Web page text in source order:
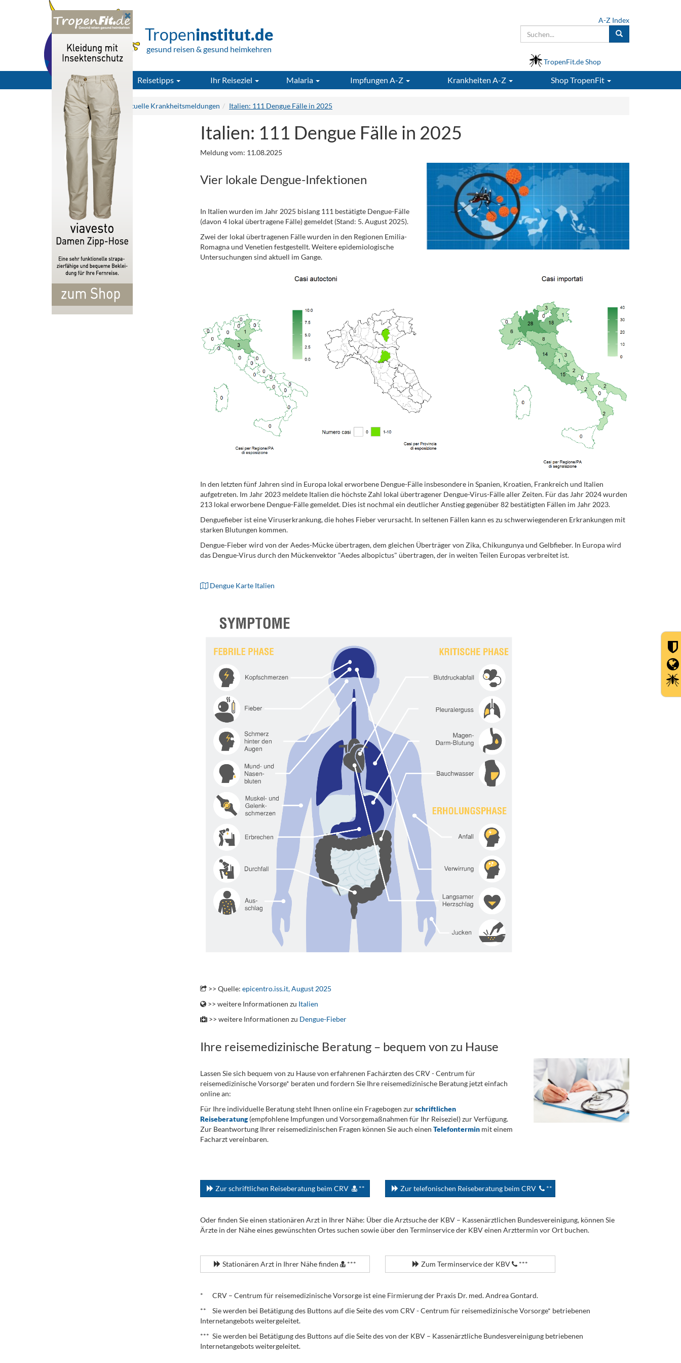
Tropeninstitut.de
gesund reisen & gesund heimkehren
A-Z Index
TropenFit.de Shop
Reisetipps Ihr Reiseziel Malaria Impfungen A-Z Krankheiten A-Z ShopTropenFit
Tropeninstitut.de Aktuelle Krankheitsmeldungen Italien: 111 Dengue Fälle in 2025
Italien: 111 Dengue Fälle in 2025
Meldung vom: 11.08.2025
Vier lokale Dengue-Infektionen
In Italien wurden im Jahr 2025 bislang 111 bestätigte Dengue-Fälle
(davon 4 lokal übertragene Fälle) gemeldet (Stand: 5. August 2025).
Zwei der lokal übertragenen Fälle wurden in den Regionen Emilia-
Romagna und Venetien festgestellt. Weitere epidemiologische
Untersuchungen sind aktuell im Gange.
In den letzten fünf Jahren sind in Europa lokal erworbene Dengue-Fälle insbesondere in Spanien, Kroatien, Frankreich und Italien
aufgetreten. Im Jahr 2023 meldete Italien die höchste Zahl lokal übertragener Dengue-Virus-Fälle aller Zeiten. Für das Jahr 2024 wurden
213 lokal erworbene Dengue-Fälle gemeldet. Dies ist nochmal ein deutlicher Anstieg gegenüber 82 bestätigten Fällen im Jahr 2023.
Denguefieber ist eine Viruserkrankung, die hohes Fieber verursacht. In seltenen Fällen kann es zu schwerwiegenderen Erkrankungen mit
starken Blutungen kommen.
Dengue-Fieber wird von der Aedes-Mücke übertragen, dem gleichen Überträger von Zika, Chikungunya und Gelbfieber. In Europa wird
das Dengue-Virus durch den Mückenvektor "Aedes albopictus" übertragen, der in weiten Teilen Europas verbreitet ist.
Dengue Karte Italien
>> Quelle: epicentro.iss.it, August 2025
>> weitere Informationen zu Italien
>> weitere Informationen zu Dengue-Fieber
Ihre reisemedizinische Beratung – bequem von zu Hause
Lassen Sie sich bequem von zu Hause von erfahrenen Fachärzten des CRV - Centrum für
reisemedizinische Vorsorge* beraten und fordern Sie Ihre reisemedizinische Beratung jetzt einfach
online an:
Für Ihre individuelle Beratung steht Ihnen online ein Fragebogen zurschriftlichen
Reiseberatung(empfohlene Impfungen und Vorsorgemaßnahmen für Ihr Reiseziel) zur Verfügung.
Zur Beantwortung Ihrer reisemedizinischen Fragen können Sie auch einen Telefonterminmit einem
Facharzt vereinbaren.
Zur schriftlichen Reiseberatung beim CRV ** Zur telefonischen Reiseberatung beim CRV **
Oder finden Sie einen stationären Arzt in Ihrer Nähe: Über die Arztsuche der KBV – Kassenärztlichen Bundesvereinigung, können Sie
Ärzte in der Nähe eines gewünschten Ortes suchen sowie über den Terminservice der KBV einen Arzttermin vor Ort buchen.
Stationären Arzt in Ihrer Nähe finden *** Zum Terminservice der KBV ***
* CRV – Centrum für reisemedizinische Vorsorge ist eine Firmierung der Praxis Dr. med. Andrea Gontard.
** Sie werden bei Betätigung des Buttons auf die Seite des vom CRV - Centrum für reisemedizinische Vorsorge* betriebenen
Internetangebots weitergeleitet.
*** Sie werden bei Betätigung des Buttons auf die Seite des von der KBV – Kassenärztliche Bundesvereinigung betriebenen
Internetangebots weitergeleitet.